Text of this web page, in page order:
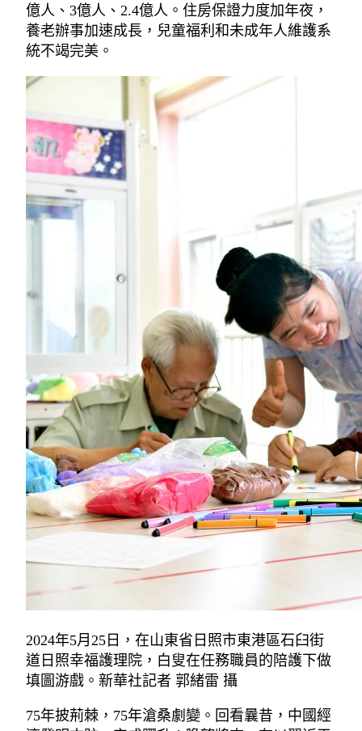
億人、3億人、2.4億人。住房保證力度加年夜，
養老辦事加速成長，兒童福利和未成年人維護系
統不竭完美。
2024年5月25日，在山東省日照市東港區石臼街
道日照幸福護理院，白叟在任務職員的陪護下做
填圖游戲。新華社記者 郭緒雷 攝
75年披荊棘，75年滄桑劇變。回看曩昔，中國經